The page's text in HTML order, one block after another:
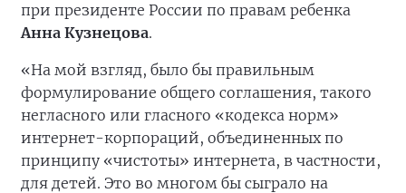
при президенте России по правам ребенка
Анна Кузнецова.
«На мой взгляд, было бы правильным
формулирование общего соглашения, такого
негласного или гласного «кодекса норм»
интернет-корпораций, объединенных по
принципу «чистоты» интернета, в частности,
для детей. Это во многом бы сыграло нa